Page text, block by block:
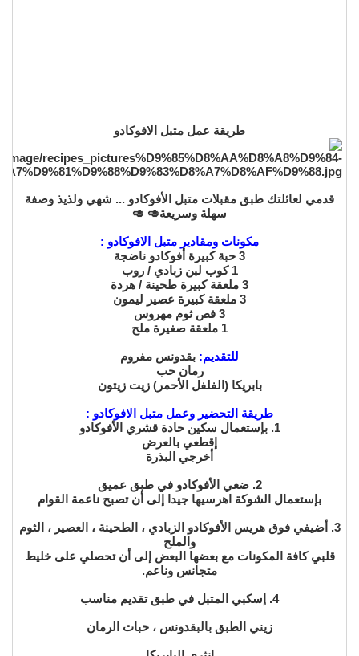
طريقة عمل متبل الافوكادو
قدمي لعائلتك طبق مقبلات متبل الأفوكادو ... شهي ولذيذ وصفة
سهلة وسريعة🥑 🥑
مكونات ومقادير متبل الافوكادو :
3 حبة كبيرة أفوكادو ناضجة
1 كوب لبن زبادي / روب
3 ملعقة كبيرة طحينة / هردة
3 ملعقة كبيرة عصير ليمون
3 فص ثوم مهروس
1 ملعقة صغيرة ملح
للتقديم: بقدونس مفروم
رمان حب
بابريكا (الفلفل الأحمر) زيت زيتون
طريقة التحضير وعمل متبل الافوكادو :
1. بإستعمال سكين حادة قشري الأفوكادو
إقطعي بالعرض
أخرجي البذرة
2. ضعي الأفوكادو في طبق عميق
بإستعمال الشوكة اهرسيها جيدا إلى أن تصبح ناعمة القوام
3. أضيفي فوق هريس الأفوكادو
الزبادي ، الطحينة ، العصير ، الثوم
والملح
قلبي كافة المكونات مع بعضها البعض إلى أن تحصلي على خليط
متجانس وناعم.
4. إسكبي المتبل في طبق تقديم مناسب
زيني الطبق بالبقدونس ، حبات الرمان